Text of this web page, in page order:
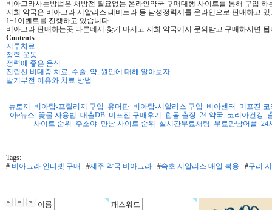
비아그라사는방법은 처방전 필요없는 온라인약국 구매대행 사이트를 통해 구입 하
저희 약국은 비아그라 시알리스 레비트라 등 남성정력제를 온라인으로 판매하고
1+1이벤트를 진행하고 있습니다.
비아그라 판매하는곳 다른데서 찾기 마시고 저희 약국에서 문의받고 구매하시면 됩
Contents
지루치료
정력 운동
정력에 좋은 음식
전립선 비대증 치료, 수술, 약, 원인에 대해 알아보자
발기부전 이유와 치료 방법
뉴토끼 비아탑-프릴리지 구입 유머판 비아탑-시알리스 구입 비아센터
미프진 코
아e뉴스 꽃물 사용법 대출DB 미프진 구매후기 합몸 출장 24 약국 코리아건강
사이트 순위
주소야 만남 사이트 순위 실시간무료채팅 무료만남어플 24
Tags:
# 비아그라 인터넷 구매 #제주 약국 비아그라 #속초 시알리스 매일 복용 #구리
이름 패스워드